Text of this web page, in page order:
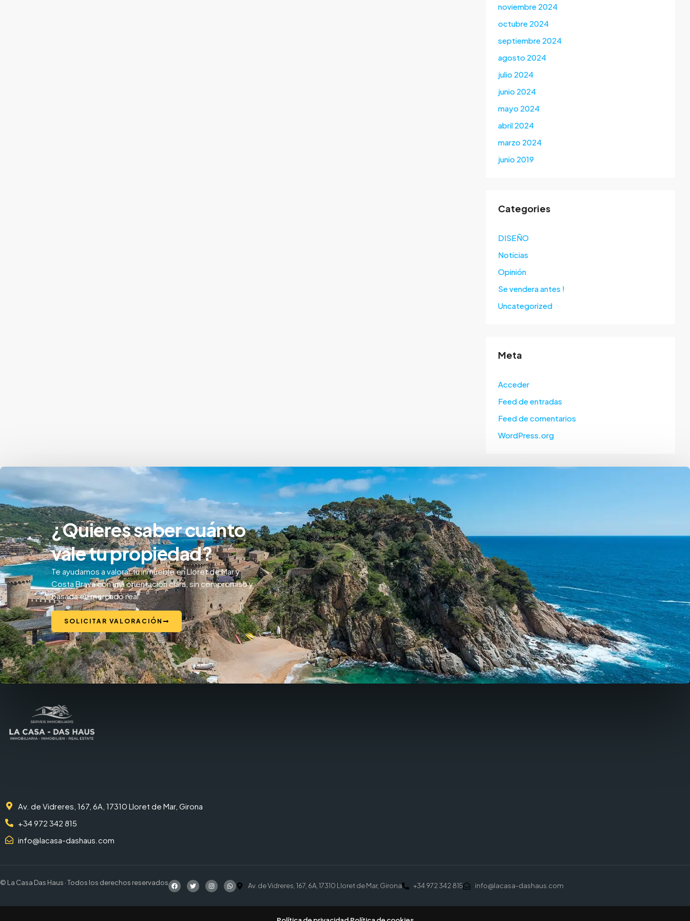
noviembre 2024
octubre 2024
septiembre 2024
agosto 2024
julio 2024
junio 2024
mayo 2024
abril 2024
marzo 2024
junio 2019
Categories
DISEÑO
Noticias
Opinión
Se vendera antes !
Uncategorized
Meta
Acceder
Feed de entradas
Feed de comentarios
WordPress.org
¿Quieres saber cuánto
vale tu propiedad?
Te ayudamos a valorar tu inmueble en Lloret de Mar y
Costa Brava con una orientación clara, sin compromiso y
basada en mercado real.
SOLICITAR VALORACIÓN
Av. de Vidreres, 167, 6A, 17310 Lloret de Mar, Girona
+34 972 342 815
info@lacasa-dashaus.com
© La Casa Das Haus · Todos los derechos reservados Av. de Vidreres, 167, 6A, 17310 Lloret de Mar, Girona +34 972 342 815 info@lacasa-dashaus.com